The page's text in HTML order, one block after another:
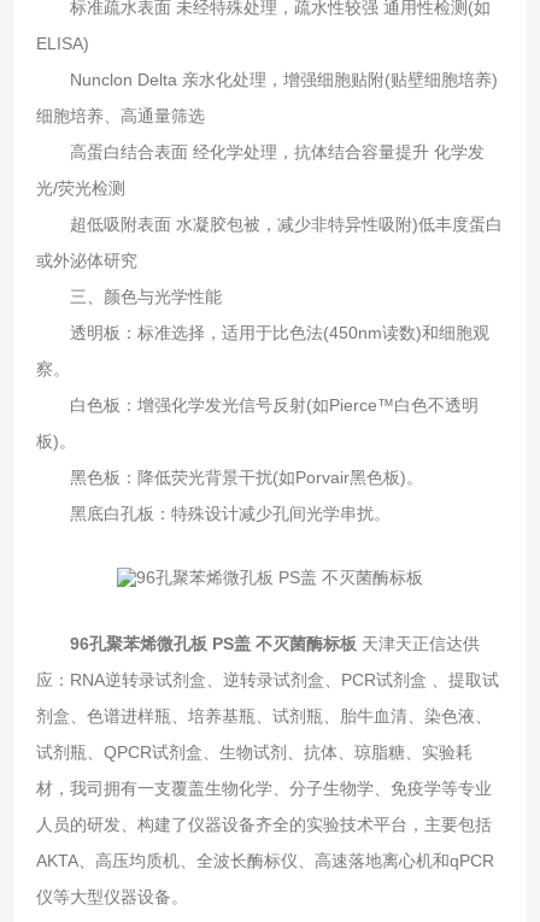
标准疏水表面‌ 未经特殊处理，疏水性较强 通用性检测(如
ELISA)
Nunclon Delta‌ 亲水化处理，增强细胞贴附(贴壁细胞培养)
细胞培养、高通量筛选
高蛋白结合表面‌ 经化学处理，抗体结合容量提升 化学发
光/荧光检测
超低吸附表面‌ 水凝胶包被，减少非特异性吸附)低丰度蛋白
或外泌体研究
三、颜色与光学性能‌
透明板‌：标准选择，适用于比色法(450nm读数)和细胞观
察。
白色板‌：增强化学发光信号反射(如Pierce™白色不透明
板)。
黑色板‌：降低荧光背景干扰(如Porvair黑色板)。
黑底白孔板‌：特殊设计减少孔间光学串扰。
96孔聚苯烯微孔板 PS盖 不灭菌酶标板 天津天正信达供
应：RNA逆转录试剂盒、逆转录试剂盒、PCR试剂盒 、提取试
剂盒、色谱进样瓶、培养基瓶、试剂瓶、胎牛血清、染色液、
试剂瓶、QPCR试剂盒、生物试剂、抗体、琼脂糖、实验耗
材，我司拥有一支覆盖生物化学、分子生物学、免疫学等专业
人员的研发、构建了仪器设备齐全的实验技术平台，主要包括
AKTA、高压均质机、全波长酶标仪、高速落地离心机和qPCR
仪等大型仪器设备。